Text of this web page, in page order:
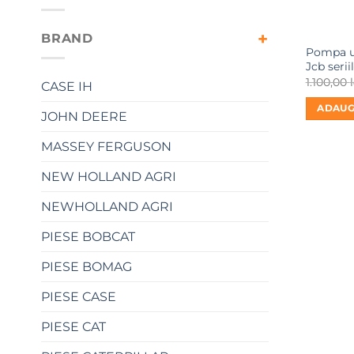
BRAND
CASE IH
JOHN DEERE
MASSEY FERGUSON
NEW HOLLAND AGRI
NEWHOLLAND AGRI
PIESE BOBCAT
PIESE BOMAG
PIESE CASE
PIESE CAT
Pompa
Jcb
1.100,00